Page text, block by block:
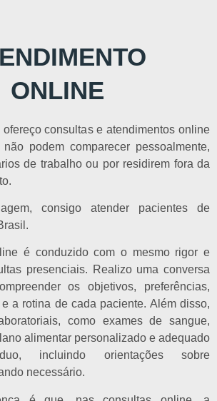
ONLINE
consultas e atendimentos online
podem comparecer pessoalmente,
de trabalho ou por residirem fora da
consigo atender pacientes de
é conduzido com o mesmo rigor e
presenciais. Realizo uma conversa
os objetivos, preferências,
a rotina de cada paciente. Além disso,
como exames de sangue,
alimentar personalizado e adequado
incluindo orientações sobre
necessário.